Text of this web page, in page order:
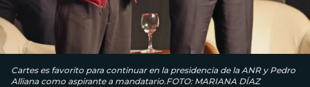
Cartes es favorito para continuar en la presidencia de la ANR y Pedro
Alliana como aspirante a mandatario.FOTO: MARIANA DÍAZ